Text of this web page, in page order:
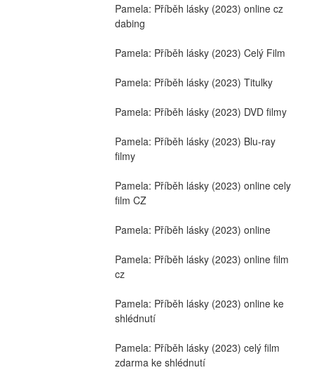
Pamela: Příběh lásky (2023) online cz
dabing
Pamela: Příběh lásky (2023) Celý Film
Pamela: Příběh lásky (2023) Titulky
Pamela: Příběh lásky (2023) DVD filmy
Pamela: Příběh lásky (2023) Blu-ray
filmy
Pamela: Příběh lásky (2023) online cely
film CZ
Pamela: Příběh lásky (2023) online
Pamela: Příběh lásky (2023) online film
cz
Pamela: Příběh lásky (2023) online ke
shlédnutí
Pamela: Příběh lásky (2023) celý film
zdarma ke shlédnutí